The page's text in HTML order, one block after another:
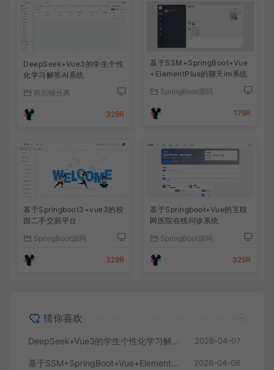
DeepSeek+Vue3的学生个性
化学习解答AI系统
前后端分离
329R
基于SSM+SpringBoot+Vue
+ElementPlus的聊天im系统
SpringBoot源码
179R
基于Springboot3+vue3的校
园二手交易平台
SpringBoot源码
329R
基于Springboot+Vue的互联
网医院在线问诊系统
SpringBoot源码
329R
猜你喜欢
DeepSeek+Vue3的学生个性化学习解答AI系统 2026-04-07
基于SSM+SpringBoot+Vue+ElementPlus的聊天im系统 2026-04-06